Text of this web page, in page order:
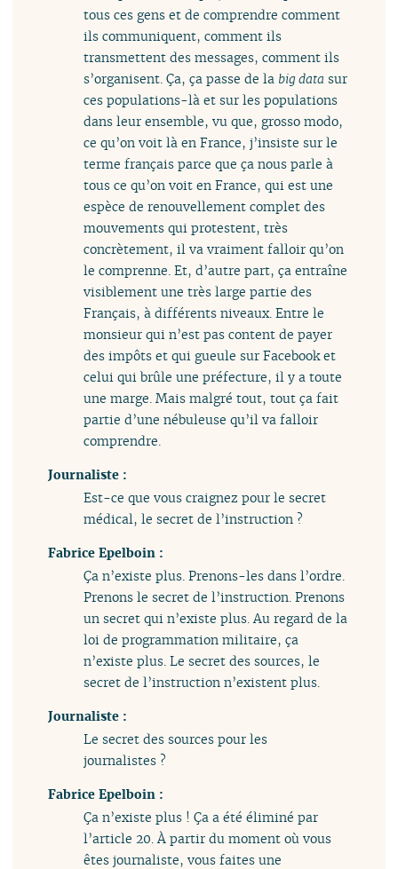
tous ces gens et de comprendre comment
ils communiquent, comment ils
transmettent des messages, comment ils
s’organisent. Ça, ça passe de la big data sur
ces populations-là et sur les populations
dans leur ensemble, vu que, grosso modo,
ce qu’on voit là en France, j’insiste sur le
terme français parce que ça nous parle à
tous ce qu’on voit en France, qui est une
espèce de renouvellement complet des
mouvements qui protestent, très
concrètement, il va vraiment falloir qu’on
le comprenne. Et, d’autre part, ça entraîne
visiblement une très large partie des
Français, à différents niveaux. Entre le
monsieur qui n’est pas content de payer
des impôts et qui gueule sur Facebook et
celui qui brûle une préfecture, il y a toute
une marge. Mais malgré tout, tout ça fait
partie d’une nébuleuse qu’il va falloir
comprendre.
Journaliste :
Est-ce que vous craignez pour le secret
médical, le secret de l’instruction ?
Fabrice Epelboin :
Ça n’existe plus. Prenons-les dans l’ordre.
Prenons le secret de l’instruction. Prenons
un secret qui n’existe plus. Au regard de la
loi de programmation militaire, ça
n’existe plus. Le secret des sources, le
secret de l’instruction n’existent plus.
Journaliste :
Le secret des sources pour les
journalistes ?
Fabrice Epelboin :
Ça n’existe plus ! Ça a été éliminé par
l’article 20. À partir du moment où vous
êtes journaliste, vous faites une